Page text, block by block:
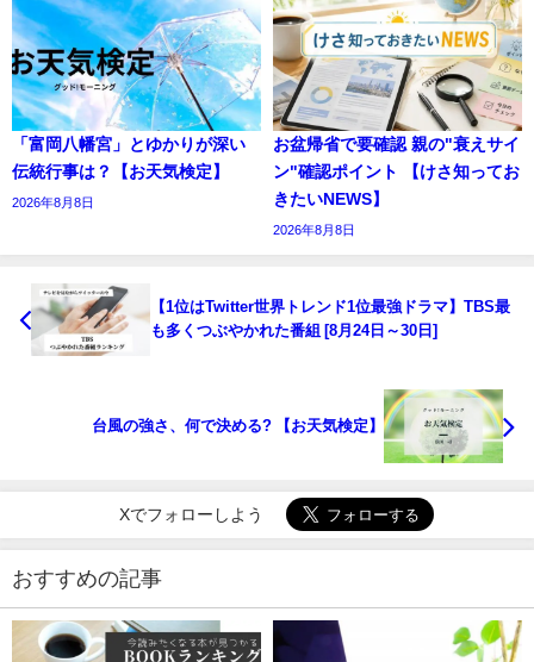
「富岡八幡宮」とゆかりが深い
伝統行事は？【お天気検定】
2026年8月8日
お盆帰省で要確認 親の"衰えサイ
ン"確認ポイント 【けさ知ってお
きたいNEWS】
2026年8月8日
【1位はTwitter世界トレンド1位最強ドラマ】TBS最
も多くつぶやかれた番組 [8月24日～30日]
台風の強さ、何で決める? 【お天気検定】
Xでフォローしよう
おすすめの記事